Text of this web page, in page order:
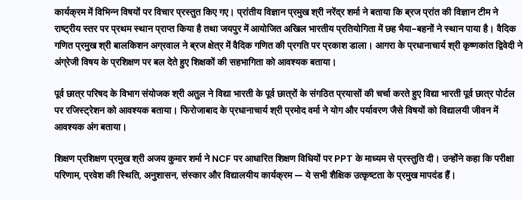
कार्यक्रम में विभिन्न विषयों पर विचार प्रस्तुत किए गए। प्रांतीय विज्ञान प्रमुख श्री नरेंद्र शर्मा ने बताया कि ब्रज प्रांत की विज्ञान टीम ने
राष्ट्रीय स्तर पर प्रथम स्थान प्राप्त किया है तथा जयपुर में आयोजित अखिल भारतीय प्रतियोगिता में छह भैया-बहनों ने स्थान पाया है। वैदिक
गणित प्रमुख श्री बालकिशन अग्रवाल ने ब्रज क्षेत्र में वैदिक गणित की प्रगति पर प्रकाश डाला। आगरा के प्रधानाचार्य श्री कृष्णकांत द्विवेदी ने
अंग्रेजी विषय के प्रशिक्षण पर बल देते हुए शिक्षकों की सहभागिता को आवश्यक बताया।
पूर्व छात्र परिषद के विभाग संयोजक श्री अतुल ने विद्या भारती के पूर्व छात्रों के संगठित प्रयासों की चर्चा करते हुए विद्या भारती पूर्व छात्र पोर्टल
पर रजिस्ट्रेशन को आवश्यक बताया। फिरोजाबाद के प्रधानाचार्य श्री प्रमोद वर्मा ने योग और पर्यावरण जैसे विषयों को विद्यालयी जीवन में
आवश्यक अंग बताया।
शिक्षण प्रशिक्षण प्रमुख श्री अजय कुमार शर्मा ने NCF पर आधारित शिक्षण विधियों पर PPT के माध्यम से प्रस्तुति दी। उन्होंने कहा कि परीक्षा
परिणाम, प्रवेश की स्थिति, अनुशासन, संस्कार और विद्यालयीय कार्यक्रम — ये सभी शैक्षिक उत्कृष्टता के प्रमुख मापदंड हैं।